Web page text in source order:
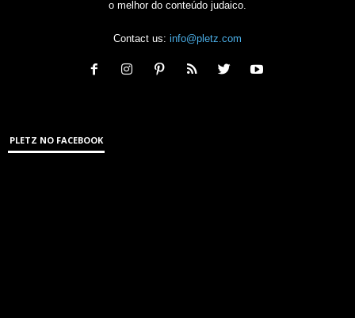
o melhor do conteúdo judaico.
Contact us: info@pletz.com
PLETZ NO FACEBOOK